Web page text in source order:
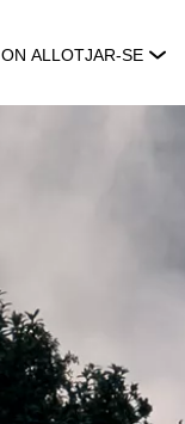
ON ALLOTJAR-SE